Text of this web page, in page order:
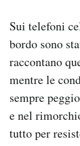
Sui telefoni
bordo sono
raccontano
mentre le
sempre
e nel
tutto per